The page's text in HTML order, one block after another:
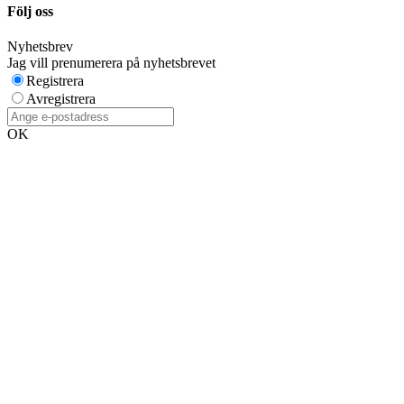
Följ oss
Nyhetsbrev
Jag vill prenumerera på nyhetsbrevet
Registrera
Avregistrera
OK